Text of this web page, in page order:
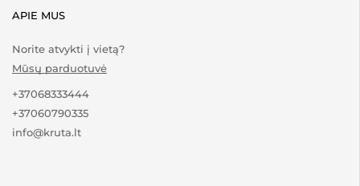
APIE MUS
Norite atvykti į vietą?
Mūsų parduotuvė
+37068333444
+37060790335
info@kruta.lt